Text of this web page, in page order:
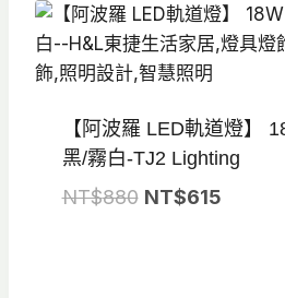
【阿波羅 LED軌道燈】
黑/霧白-TJ2 Lighting
NT$880 原
NT$615目